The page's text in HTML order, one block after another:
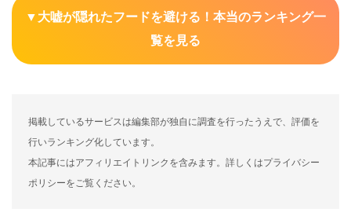
▼大嘘が隠れたフードを避ける！本当のランキング一
覧を見る
掲載しているサービスは編集部が独自に調査を行ったうえで、評価を
行いランキング化しています。
本記事にはアフィリエイトリンクを含みます。詳しくはプライバシー
ポリシーをご覧ください。